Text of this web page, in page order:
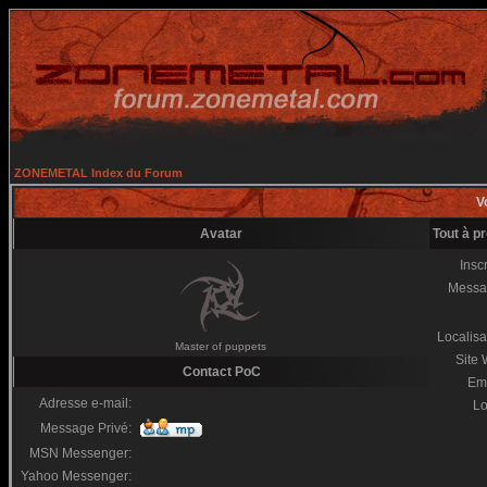
ZONEMETAL Index du Forum
Avatar Tout à
Master of puppets
Site
Contact PoC
Adresse e-mail:
Message Privé:
MSN Messenger:
Yahoo Messenger: